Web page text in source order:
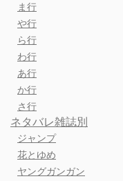
ま行
や行
ら行
わ行
あ行
か行
さ行
ネタバレ雑誌別
ジャンプ
花とゆめ
ヤングガンガン